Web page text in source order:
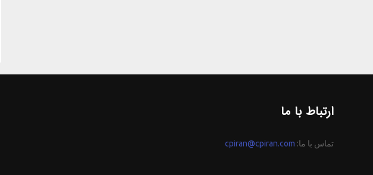
ارتباط با ما
تماس با ما: cpiran@cpiran.com